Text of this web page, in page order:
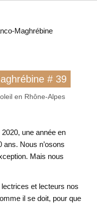
Coup
Maghrébine
# 39
en Rhône-Alpes
une année en
ans. Nous n’osons
Mais nous
lectrices et lecteurs nos
il se doit, pour que